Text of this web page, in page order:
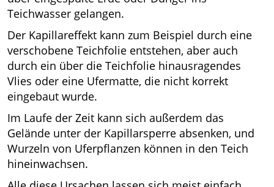
Teichwasser gelangen.
Der Kapillareffekt kann zum Beispiel durch eine
verschobene Teichfolie entstehen, aber auch
durch ein über die Teichfolie hinausragendes
Vlies oder eine Ufermatte, die nicht korrekt
eingebaut wurde.
Im Laufe der Zeit kann sich außerdem das
Gelände unter der Kapillarsperre absenken, und
Wurzeln von Uferpflanzen können in den Teich
hineinwachsen.